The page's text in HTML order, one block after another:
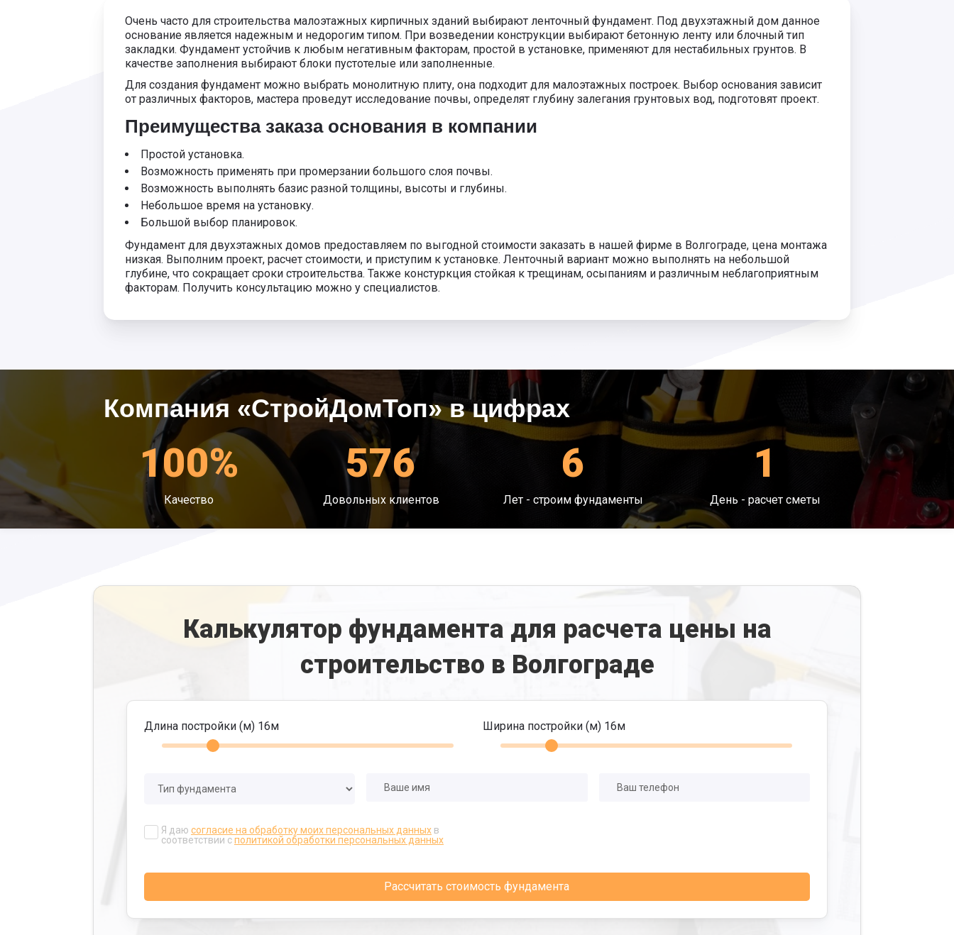
Очень часто для строительства малоэтажных кирпичных зданий выбирают ленточный фундамент. Под двухэтажный дом данное
основание является надежным и недорогим типом. При возведении конструкции выбирают бетонную ленту или блочный тип
закладки. Фундамент устойчив к любым негативным факторам, простой в установке, применяют для нестабильных грунтов. В
качестве заполнения выбирают блоки пустотелые или заполненные.
Для создания фундамент можно выбрать монолитную плиту, она подходит для малоэтажных построек. Выбор основания зависит
от различных факторов, мастера проведут исследование почвы, определят глубину залегания грунтовых вод, подготовят проект.
Преимущества заказа основания в компании
Простой установка.
Возможность применять при промерзании большого слоя почвы.
Возможность выполнять базис разной толщины, высоты и глубины.
Небольшое время на установку.
Большой выбор планировок.
Фундамент для двухэтажных домов предоставляем по выгодной стоимости заказать в нашей фирме в Волгограде, цена монтажа
низкая. Выполним проект, расчет стоимости, и приступим к установке. Ленточный вариант можно выполнять на небольшой
глубине, что сокращает сроки строительства. Также констуркция стойкая к трещинам, осыпаниям и различным неблагоприятным
факторам. Получить консультацию можно у специалистов.
Компания «СтройДомТоп» в цифрах
100%
Качество
576
Довольных клиентов
6
Лет - строим фундаменты
1
День - расчет сметы
Калькулятор фундамента для расчета цены на
строительство в Волгограде
Длина постройки (м) 16м Ширина постройки (м) 16м
Я даю согласие на обработку моих персональных данных в
соответствии сполитикой обработки персональных данных
Рассчитать стоимость фундамента